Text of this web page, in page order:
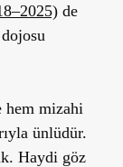
de
mizahi
ünlüdür.
Haydi göz